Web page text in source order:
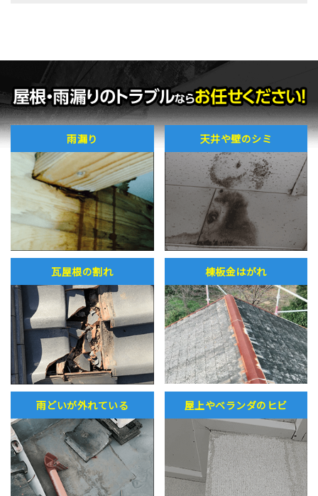
雨漏り 天井や壁のシミ
瓦屋根の割れ 棟板金はがれ
雨どいが外れている 屋上やベランダのヒビ